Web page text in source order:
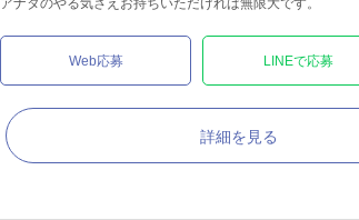
アナタのやる気さえお持ちいただければ無限大です。
Web応募 LINEで応募
詳細を見る